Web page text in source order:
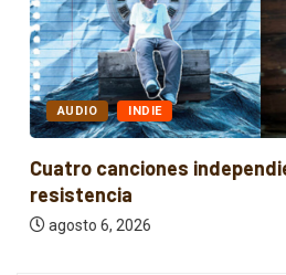
AUDIO INDIE
Cuatro canciones
resistencia
agosto 6, 2026